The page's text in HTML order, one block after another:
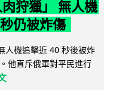
狩獵」 無人機
仍被炸傷
人機追擊近 40 秒後被炸
他直斥俄軍對平民進行